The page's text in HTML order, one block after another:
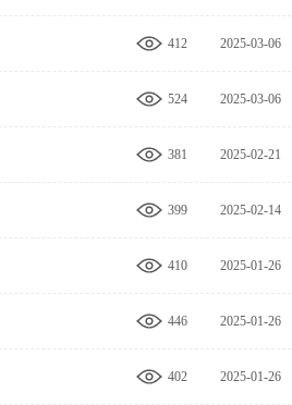
2025-03-06
412
2025-03-06
524
2025-02-21
381
2025-02-14
399
2025-01-26
410
2025-01-26
446
2025-01-26
402